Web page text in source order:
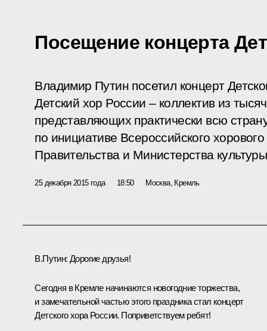
Посещение концерта
Владимир Путин посетил концерт
Детский хор России – коллектив из
представляющих практически всю
по инициативе Всероссийского
Правительства и Министерства
25 декабря 2015 года 18:50 Москва, Кремль
В.Путин: Дорогие друзья!
Сегодня в Кремле начинаются новогодние торжества,
и замечательной частью этого праздника стал концерт
Детского хора России. Поприветствуем ребят!